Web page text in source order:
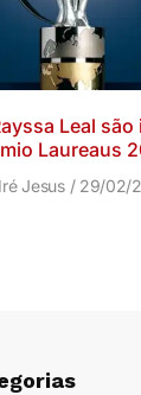
Leal
Laureaus
Jesus 29/02/